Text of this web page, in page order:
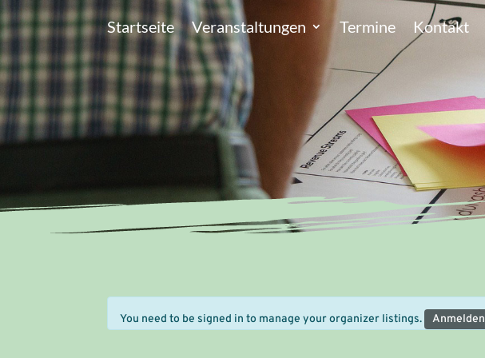
Startseite Veranstaltungen Termine Kontakt
You need to be signed in to manage your organizer listings. Anmelden